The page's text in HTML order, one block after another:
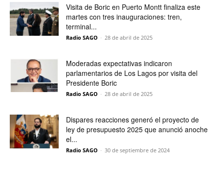
Visita de Boric en Puerto Montt finaliza este
martes con tres inauguraciones: tren,
terminal...
Radio SAGO - 28 de abril de 2025
Moderadas expectativas indicaron
parlamentarios de Los Lagos por visita del
Presidente Boric
Radio SAGO - 28 de abril de 2025
Dispares reacciones generó el proyecto de
ley de presupuesto 2025 que anunció anoche
el...
Radio SAGO - 30 de septiembre de 2024